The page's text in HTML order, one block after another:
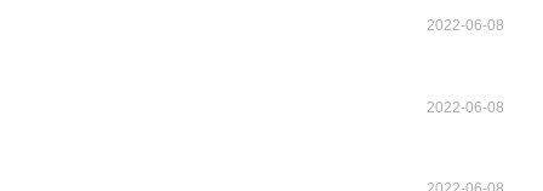
2022-06-08
2022-06-08